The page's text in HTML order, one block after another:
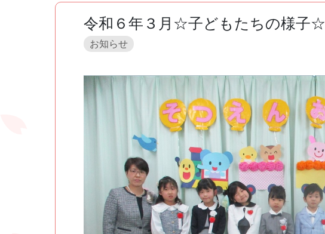
令和６年３月☆子どもたちの様子☆
お知らせ